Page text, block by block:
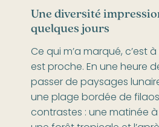
Une diversité
quelques jours
Ce qui m’a marqué, c’est
est proche. En une heure
passer de paysages
une plage bordée de
contrastes : une matinée